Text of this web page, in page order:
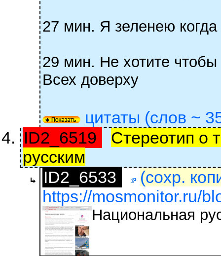
27 мин. Я зеленею
29 мин. Не хотите
Всех доверху
цитаты (слов ~
ID2_6519
Стереотип о
русским
ID2_6533
(сохр.
https://mosmonitor.ru/
Национальная